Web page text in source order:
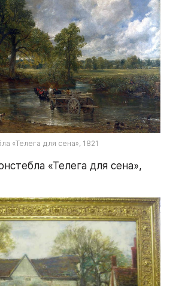
«Телега для сена», 1821
«Телега для сена»,